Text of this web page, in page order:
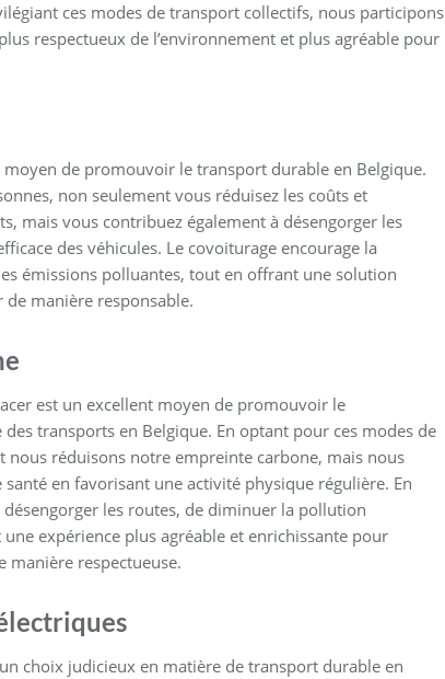
ces modes de transport collectifs, nous participons
respectueux de l’environnement et plus agréable pour
de promouvoir le transport durable en Belgique.
non seulement vous réduisez les coûts et
mais vous contribuez également à désengorger les
des véhicules. Le covoiturage encourage la
émissions polluantes, tout en offrant une solution
manière responsable.
est un excellent moyen de promouvoir le
transports en Belgique. En optant pour ces modes de
nous réduisons notre empreinte carbone, mais nous
en favorisant une activité physique régulière. En
les routes, de diminuer la pollution
expérience plus agréable et enrichissante pour
respectueuse.
choix judicieux en matière de transport durable en